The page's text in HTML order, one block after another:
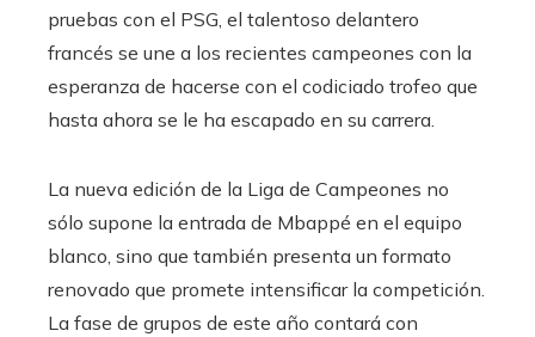
pruebas con el PSG, el talentoso delantero
francés se une a los recientes campeones con la
esperanza de hacerse con el codiciado trofeo que
hasta ahora se le ha escapado en su carrera.
La nueva edición de la Liga de Campeones no
sólo supone la entrada de Mbappé en el equipo
blanco, sino que también presenta un formato
renovado que promete intensificar la competición.
La fase de grupos de este año contará con